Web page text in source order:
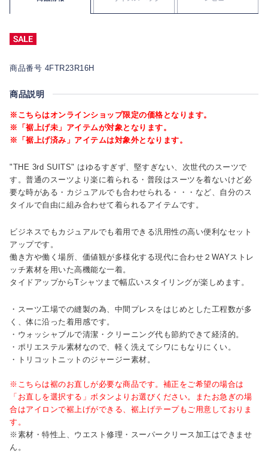
商品番号 4FTR23R16H
商品説明
※こちらはオンラインショップ限定の価格となります。
※「裾上げ未」アイテムが対象となります。
※「裾上げ済み」アイテムは対象外となります。
"THE 3rd SUITS" はゆるすぎず、堅すぎない、次世代のスーツで
す。普通のスーツより楽に着られる・普段はスーツを着ないけど必
要な時がある・カジュアルでも合わせられる・・・など、自分のス
タイルで自由に組み合わせて着られるアイテムです。
ビジネスでもカジュアルでも着用できる汎用性の高い便利なセット
アップです。
働き方や働く場所、価値観が多様化する現代に合わせ２WAYストレ
ッチ素材を用いた高機能な一着。
タイドアップからTシャツまで幅広いスタイリングが楽しめます。
・スーツ工場での縫製の為、中間プレスをはじめとした工程数が多
く、体に沿った着用感です。
・ウォッシャブルで清潔・クリーニング代も節約できて経済的。
・ポリエステル素材なので、軽く洗えてシワにもなりにくい。
・トリコットニットのジャージー素材。
※こちらは裾のお直しが必要な商品です。補正をご希望の場合は
「お直しを選択する」ボタンよりお選びください。またお急ぎの場
合はアイロンで裾上げができる、裾上げテープもご用意しておりま
す。
※素材・特性上、ウエスト修理・スーパークリース加工はできませ
ん。